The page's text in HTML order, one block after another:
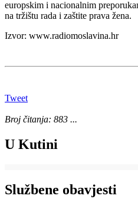
europskim i nacionalnim
na tržištu rada i zaštite prava žena.
Izvor: www.radiomoslavina.hr
Tweet
Broj čitanja: 883 ...
U Kutini
Službene obavjesti